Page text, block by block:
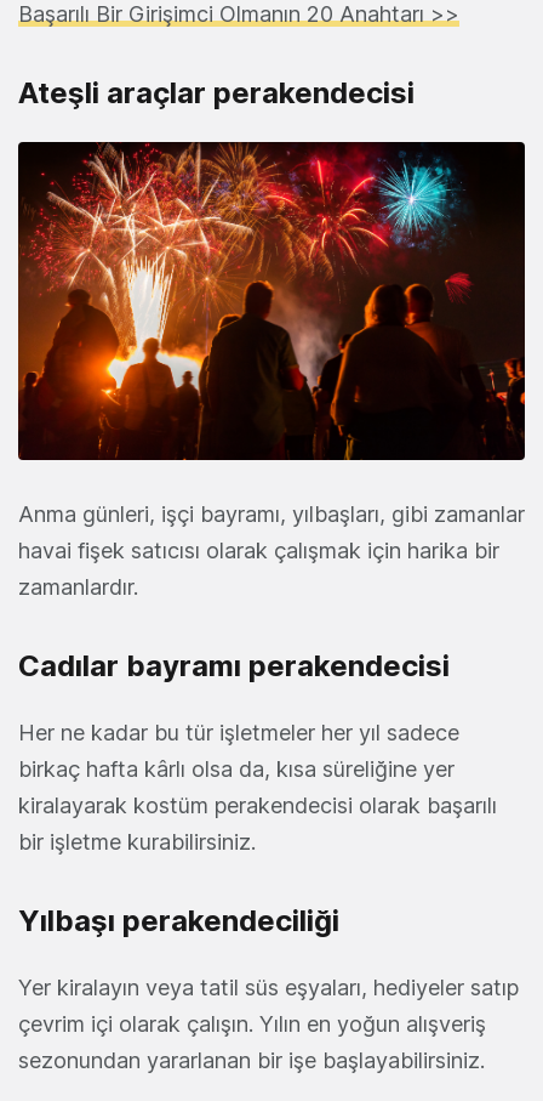
Başarılı Bir Girişimci Olmanın 20 Anahtarı >>
Ateşli araçlar perakendecisi
Anma günleri, işçi bayramı, yılbaşları, gibi zamanlar
havai fişek satıcısı olarak çalışmak için harika bir
zamanlardır.
Cadılar bayramı perakendecisi
Her ne kadar bu tür işletmeler her yıl sadece
birkaç hafta kârlı olsa da, kısa süreliğine yer
kiralayarak kostüm perakendecisi olarak başarılı
bir işletme kurabilirsiniz.
Yılbaşı perakendeciliği
Yer kiralayın veya tatil süs eşyaları, hediyeler satıp
çevrim içi olarak çalışın. Yılın en yoğun alışveriş
sezonundan yararlanan bir işe başlayabilirsiniz.